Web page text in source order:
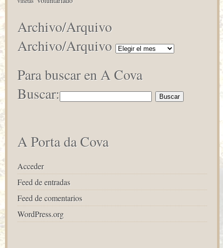
Archivo/Arquivo
Archivo/Arquivo
Para buscar en A Cova
Buscar:
A Porta da Cova
Acceder
Feed de entradas
Feed de comentarios
WordPress.org